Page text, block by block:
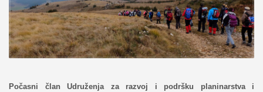
Počasni član Udruženja za razvoj i podršku planinarstva i